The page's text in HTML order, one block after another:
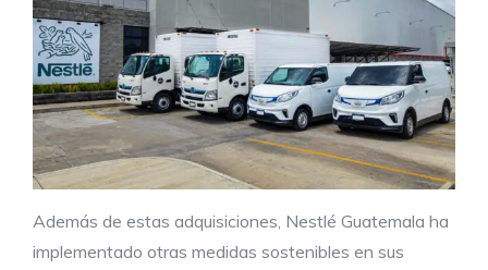
Además de estas adquisiciones, Nestlé Guatemala ha
implementado otras medidas sostenibles en sus